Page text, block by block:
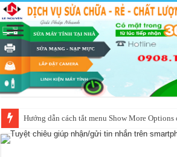
Hướng dẫn cách tắt menu Show More Options